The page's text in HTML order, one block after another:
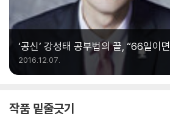
‘공신’ 강성태 공부법의 끝, “66일이면
진짜 된다”
2016.12.07.
작품 밑줄긋기